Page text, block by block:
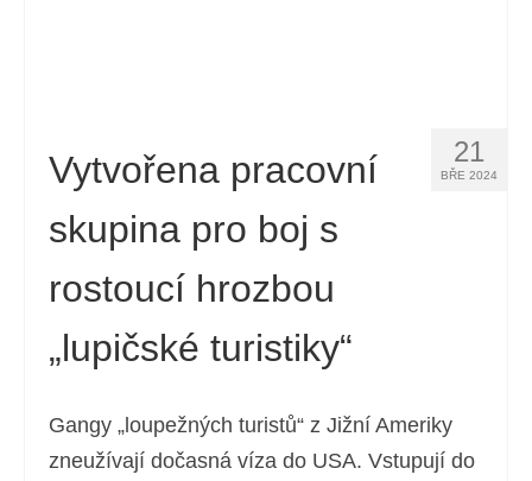
21
BŘE 2024
Vytvořena pracovní
skupina pro boj s
rostoucí hrozbou
„lupičské turistiky“
Gangy „loupežných turistů“ z Jižní Ameriky
zneužívají dočasná víza do USA. Vstupují do